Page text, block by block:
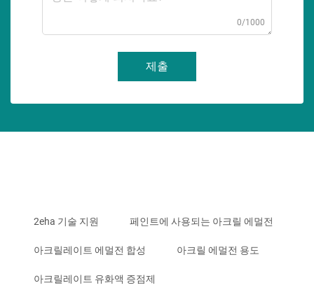
0/1000
제출
2eha 기술 지원 페인트에 사용되는 아크릴 에멀전
아크릴레이트 에멀전 합성 아크릴 에멀전 용도
아크릴레이트 유화액 증점제